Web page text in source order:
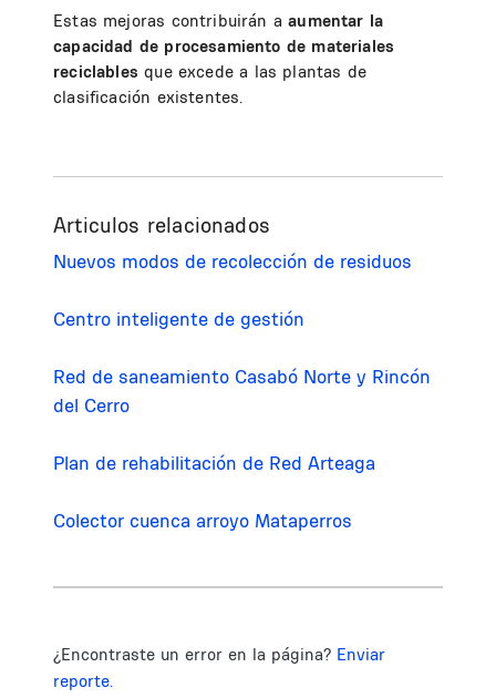
Estas mejoras contribuirán aaumentar la
capacidad de procesamiento de materiales
reciclables que excede a las plantas de
clasificación existentes.
Articulos relacionados
Nuevos modos de recolección de residuos
Centro inteligente de gestión
Red de saneamiento Casabó Norte y Rincón
del Cerro
Plan de rehabilitación de Red Arteaga
Colector cuenca arroyo Mataperros
¿Encontraste un error en la página? Enviar
reporte.